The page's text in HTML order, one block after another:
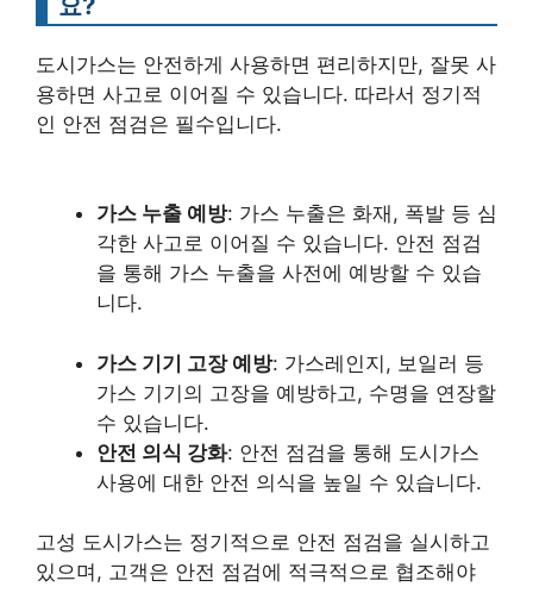
도시가스는 안전하게 사용하면 편리하지만, 잘못 사
용하면 사고로 이어질 수 있습니다. 따라서 정기적
인 안전 점검은 필수입니다.
가스 누출 예방: 가스 누출은 화재, 폭발 등 심
각한 사고로 이어질 수 있습니다. 안전 점검
을 통해 가스 누출을 사전에 예방할 수 있습
니다.
가스 기기 고장 예방: 가스레인지, 보일러 등
가스 기기의 고장을 예방하고, 수명을 연장할
수 있습니다.
안전 의식 강화: 안전 점검을 통해 도시가스
사용에 대한 안전 의식을 높일 수 있습니다.
고성 도시가스는 정기적으로 안전 점검을 실시하고
있으며, 고객은 안전 점검에 적극적으로 협조해야